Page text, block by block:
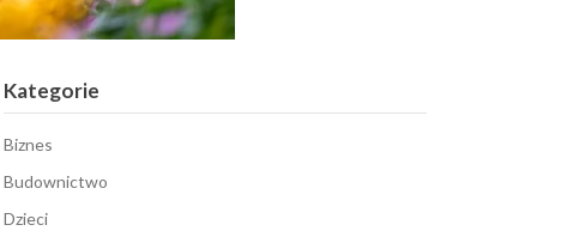
Kategorie
Biznes
Budownictwo
Dzieci